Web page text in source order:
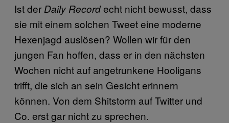
Ist der Daily Recordecht nicht bewusst, dass
sie mit einem solchen Tweet eine moderne
Hexenjagd auslösen? Wollen wir für den
jungen Fan hoffen, dass er in den nächsten
Wochen nicht auf angetrunkene Hooligans
trifft, die sich an sein Gesicht erinnern
können. Von dem Shitstorm auf Twitter und
Co. erst gar nicht zu sprechen.